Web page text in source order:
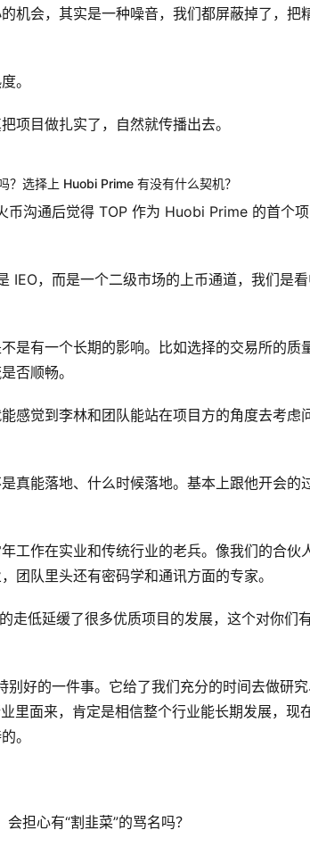
机会，其实是一种噪音，我们都屏蔽掉了，把
。
项目做扎实了，自然就传播出去。
选择上 Huobi Prime 有没有什么契机？
沟通后觉得 TOP 作为 Huobi Prime 的首个项
IEO，而是一个二级市场的上币通道，我们是
是有一个长期的影响。比如选择的交易所的质量
否顺畅。
感觉到李林和团队能站在项目方的角度去考虑
真能落地、什么时候落地。基本上跟他开会的
工作在实业和传统行业的老兵。像我们的合伙
团队里头还有密码学和通讯方面的专家。
走低延缓了很多优质项目的发展，这个对你们
好的一件事。它给了我们充分的时间去做研究
里面来，肯定是相信整个行业能长期发展，现
。
担心有“割韭菜”的骂名吗？